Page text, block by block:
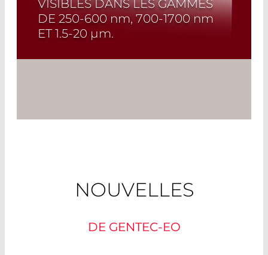
VISIBLES DANS LES GAMMES
DE 250-600 nm, 700-1700 nm
ET1.5-20 µm.
NOUVELLES
DE GENTEC-EO